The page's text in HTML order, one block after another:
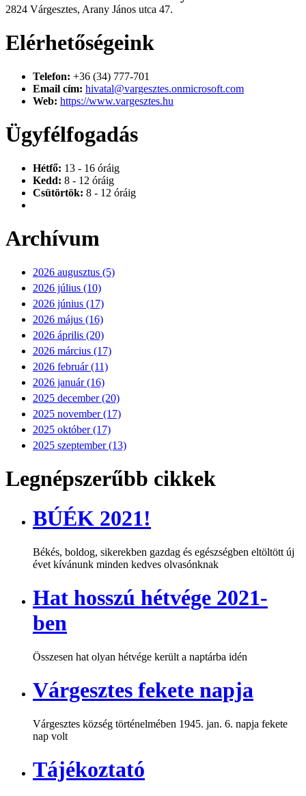
2824 Várgesztes, Arany János utca 47.
Elérhetőségeink
Telefon: +36 (34) 777-701
Email cím: hivatal@vargesztes.onmicrosoft.com
Web: https://www.vargesztes.hu
Ügyfélfogadás
Hétfő: 13 - 16 óráig
Kedd: 8 - 12 óráig
Csütörtök: 8 - 12 óráig
Archívum
2026 augusztus (5)
2026 július (10)
2026 június (17)
2026 május (16)
2026 április (20)
2026 március (17)
2026 február (11)
2026 január (16)
2025 december (20)
2025 november (17)
2025 október (17)
2025 szeptember (13)
Legnépszerűbb cikkek
BÚÉK 2021!
Békés, boldog, sikerekben gazdag és egészségben eltöltött új
évet kívánunk minden kedves olvasónknak
Hat hosszú hétvége 2021-
ben
Összesen hat olyan hétvége került a naptárba idén
Várgesztes fekete napja
Várgesztes község történelmében 1945. jan. 6. napja fekete
nap volt
Tájékoztató